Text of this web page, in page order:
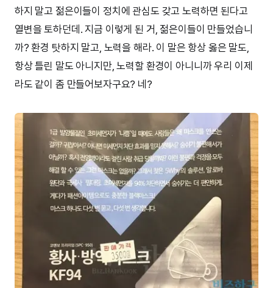
하지 말고 젊은이들이 정치에 관심도 갖고 노력하면 된다고
열변을 토하던데. 지금 이렇게 된 거, 젊은이들이 만들었습니
까? 환경 탓하지 말고, 노력을 해라. 이 말은 항상 옳은 말도,
항상 틀린 말도 아니지만, 노력할 환경이 아니니까 우리 이제
라도 같이 좀 만들어보자구요? 네?